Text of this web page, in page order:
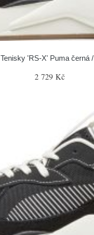
Tenisky 'RS-X' Puma černá
2 729 Kč